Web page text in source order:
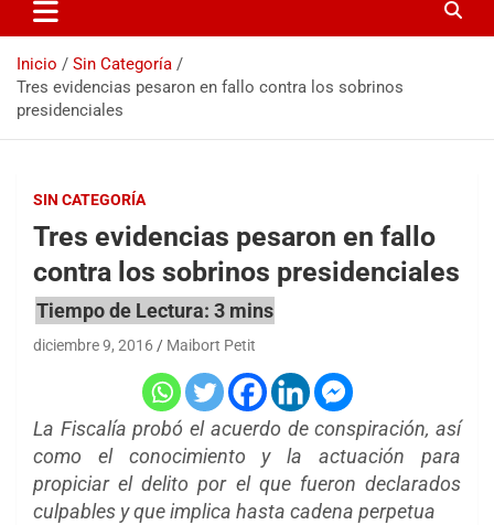
Inicio
Sin Categoría
Tres evidencias pesaron en fallo contra los sobrinos
presidenciales
SIN CATEGORÍA
Tres evidencias pesaron en fallo
contra los sobrinos presidenciales
diciembre 9, 2016 Maibort Petit
La Fiscalía probó el acuerdo de conspiración, así
como el conocimiento y la actuación para
propiciar el delito por el que fueron declarados
culpables y que implica hasta cadena perpetua